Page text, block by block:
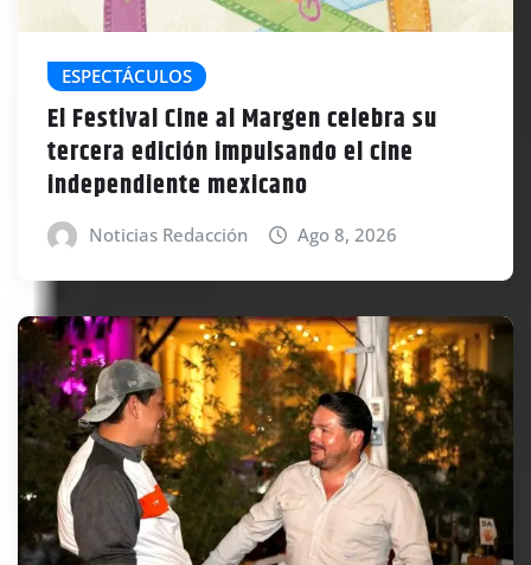
ESPECTÁCULOS
El Festival Cine al Margen celebra su
tercera edición impulsando el cine
independiente mexicano
Noticias Redacción Ago 8, 2026